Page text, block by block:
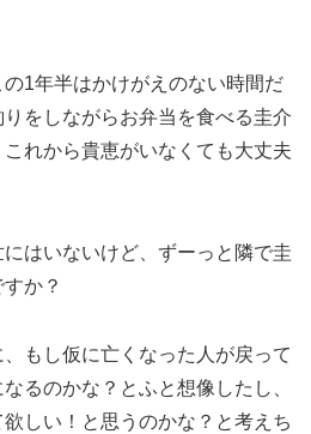
1年半はかけがえのない時間だ
をしながらお弁当を食べる圭介
れから貴恵がいなくても大丈夫
はいないけど、ずーっと隣で圭
か？
もし仮に亡くなった人が戻って
るのかな？とふと想像したし、
しい！と思うのかな？と考えち